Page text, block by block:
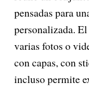
pensadas para
personalizada.
varias fotos o
con capas, con
incluso permite